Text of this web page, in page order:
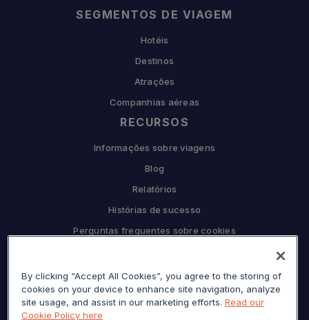
SEGMENTOS DE VIAGEM
Hotéis
Destinos
Atrações
Companhias aéreas
RECURSOS
Informações sobre viagens
Blog
Relatórios
Histórias de sucesso
Perguntas frequentes sobre cookies
Por que Sojern
Seja nosso parceiro
By clicking “Accept All Cookies”, you agree to the storing of
cookies on your device to enhance site navigation, analyze
site usage, and assist in our marketing efforts. Read our
Cookie Policy here